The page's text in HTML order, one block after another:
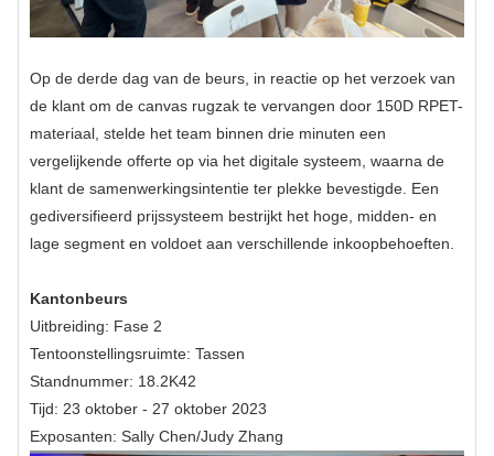
Op de derde dag van de beurs, in reactie op het verzoek van
de klant om de canvas rugzak te vervangen door 150D RPET-
materiaal, stelde het team binnen drie minuten een
vergelijkende offerte op via het digitale systeem, waarna de
klant de samenwerkingsintentie ter plekke bevestigde. Een
gediversifieerd prijssysteem bestrijkt het hoge, midden- en
lage segment en voldoet aan verschillende inkoopbehoeften.
Kantonbeurs
Uitbreiding: Fase 2
Tentoonstellingsruimte: Tassen
Standnummer: 18.2K42
Tijd: 23 oktober - 27 oktober 2023
Exposanten: Sally Chen/Judy Zhang